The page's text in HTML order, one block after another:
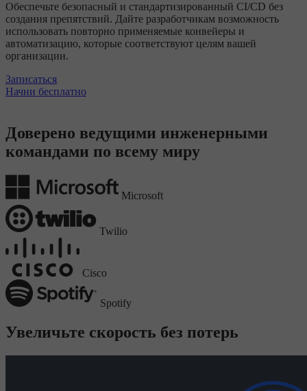
Обеспечьте безопасный и стандартизированный CI/CD без
создания препятствий. Дайте разработчикам возможность
использовать повторно применяемые конвейеры и
автоматизацию, которые соответствуют целям вашей
организации.
Записаться
Начни бесплатно
Доверено ведущими инженерными
командами по всему миру
Microsoft
Twilio
Cisco
Spotify
Увеличьте скорость без потерь